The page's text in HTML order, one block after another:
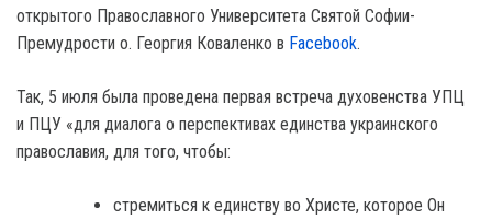
открытого Православного Университета Святой Софии-
Премудрости о. Георгия Коваленко в Facebook.
Так, 5 июля была проведена первая встреча духовенства УПЦ
и ПЦУ «для диалога о перспективах единства украинского
православия, для того, чтобы:
стремиться к единству во Христе, которое Он